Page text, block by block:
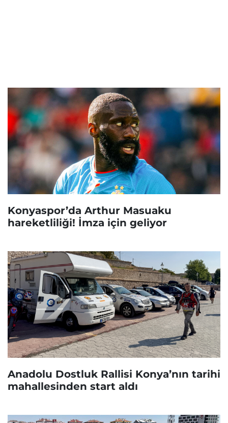
Konyaspor’da Arthur Masuaku
hareketliliği! İmza için geliyor
Anadolu Dostluk Rallisi Konya’nın tarihi
mahallesinden start aldı